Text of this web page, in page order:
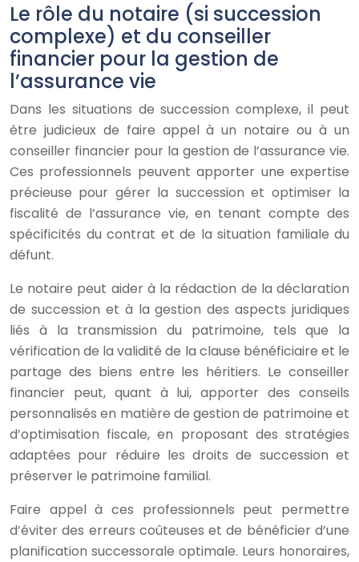
Le rôle du notaire (si succession
complexe) et du conseiller
financier pour la gestion de
l’assurance vie
Dans les situations de succession complexe, il peut
être judicieux de faire appel à un notaire ou à un
conseiller financier pour la gestion de l’assurance vie.
Ces professionnels peuvent apporter une expertise
précieuse pour gérer la succession et optimiser la
fiscalité de l’assurance vie, en tenant compte des
spécificités du contrat et de la situation familiale du
défunt.
Le notaire peut aider à la rédaction de la déclaration
de succession et à la gestion des aspects juridiques
liés à la transmission du patrimoine, tels que la
vérification de la validité de la clause bénéficiaire et le
partage des biens entre les héritiers. Le conseiller
financier peut, quant à lui, apporter des conseils
personnalisés en matière de gestion de patrimoine et
d’optimisation fiscale, en proposant des stratégies
adaptées pour réduire les droits de succession et
préserver le patrimoine familial.
Faire appel à ces professionnels peut permettre
d’éviter des erreurs coûteuses et de bénéficier d’une
planification successorale optimale. Leurs honoraires,